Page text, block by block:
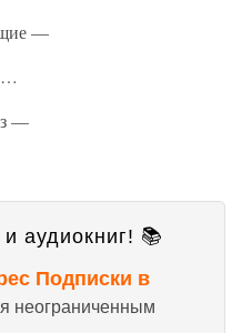
—
—
аудиокниг! 📚
Подписки в
неограниченным